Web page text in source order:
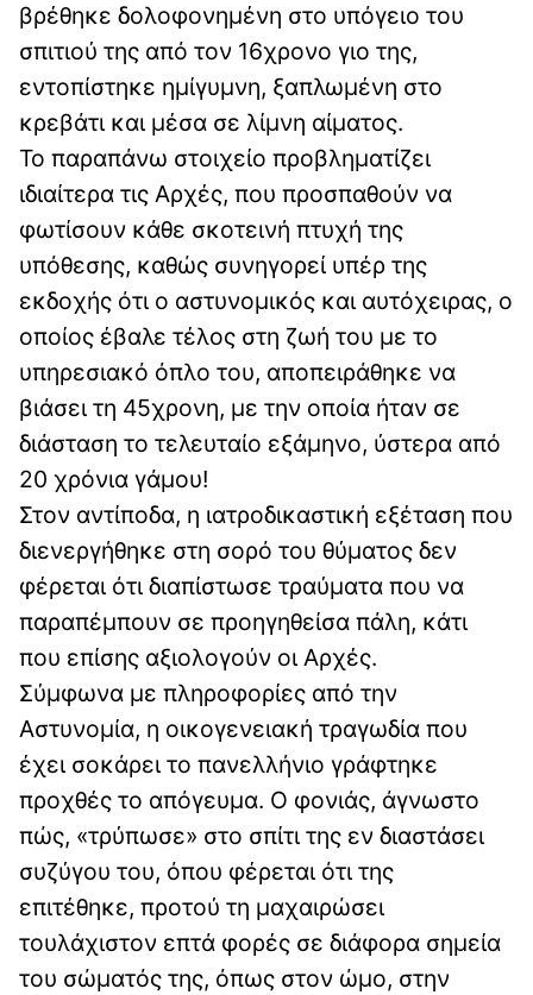
βρέθηκε δολοφονημένη στο υπόγειο του
σπιτιού της από τον 16χρονο γιο της,
εντοπίστηκε ημίγυμνη, ξαπλωμένη στο
κρεβάτι και μέσα σε λίμνη αίματος.
Το παραπάνω στοιχείο προβληματίζει
ιδιαίτερα τις Αρχές, που προσπαθούν να
φωτίσουν κάθε σκοτεινή πτυχή της
υπόθεσης, καθώς συνηγορεί υπέρ της
εκδοχής ότι ο αστυνομικός και αυτόχειρας, ο
οποίος έβαλε τέλος στη ζωή του με το
υπηρεσιακό όπλο του, αποπειράθηκε να
βιάσει τη 45χρονη, με την οποία ήταν σε
διάσταση το τελευταίο εξάμηνο, ύστερα από
20 χρόνια γάμου!
Στον αντίποδα, η ιατροδικαστική εξέταση που
διενεργήθηκε στη σορό του θύματος δεν
φέρεται ότι διαπίστωσε τραύματα που να
παραπέμπουν σε προηγηθείσα πάλη, κάτι
που επίσης αξιολογούν οι Αρχές.
Σύμφωνα με πληροφορίες από την
Αστυνομία, η οικογενειακή τραγωδία που
έχει σοκάρει το πανελλήνιο γράφτηκε
προχθές το απόγευμα. Ο φονιάς, άγνωστο
πώς, «τρύπωσε» στο σπίτι της εν διαστάσει
συζύγου του, όπου φέρεται ότι της
επιτέθηκε, προτού τη μαχαιρώσει
τουλάχιστον επτά φορές σε διάφορα σημεία
του σώματός της, όπως στον ώμο, στην